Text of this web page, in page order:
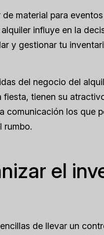
de material para
influye en la
y gestionar tu
del negocio del
fiesta, tienen su
comunicación los que
rumbo.
el
de llevar un